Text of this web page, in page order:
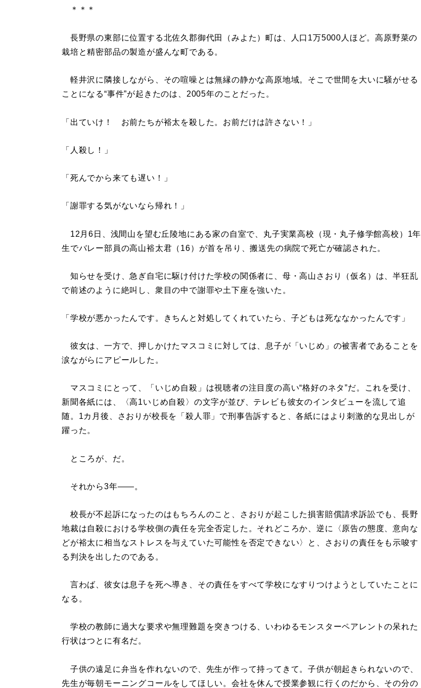
＊＊＊
長野県の東部に位置する北佐久郡御代田（みよた）町は、人口1万5000人ほど。高原野菜の
栽培と精密部品の製造が盛んな町である。
軽井沢に隣接しながら、その喧噪とは無縁の静かな高原地域。そこで世間を大いに騒がせる
ことになる“事件”が起きたのは、2005年のことだった。
「出ていけ！ お前たちが裕太を殺した。お前だけは許さない！」
「人殺し！」
「死んでから来ても遅い！」
「謝罪する気がないなら帰れ！」
12月6日、浅間山を望む丘陵地にある家の自室で、丸子実業高校（現・丸子修学館高校）1年
生でバレー部員の高山裕太君（16）が首を吊り、搬送先の病院で死亡が確認された。
知らせを受け、急ぎ自宅に駆け付けた学校の関係者に、母・高山さおり（仮名）は、半狂乱
で前述のように絶叫し、衆目の中で謝罪や土下座を強いた。
「学校が悪かったんです。きちんと対処してくれていたら、子どもは死ななかったんです」
彼女は、一方で、押しかけたマスコミに対しては、息子が「いじめ」の被害者であることを
涙ながらにアピールした。
マスコミにとって、「いじめ自殺」は視聴者の注目度の高い“格好のネタ”だ。これを受け、
新聞各紙には、〈高1いじめ自殺〉の文字が並び、テレビも彼女のインタビューを流して追
随。1カ月後、さおりが校長を「殺人罪」で刑事告訴すると、各紙にはより刺激的な見出しが
躍った。
ところが、だ。
それから3年――。
校長が不起訴になったのはもちろんのこと、さおりが起こした損害賠償請求訴訟でも、長野
地裁は自殺における学校側の責任を完全否定した。それどころか、逆に〈原告の態度、意向な
どが裕太に相当なストレスを与えていた可能性を否定できない〉と、さおりの責任をも示唆す
る判決を出したのである。
言わば、彼女は息子を死へ導き、その責任をすべて学校になすりつけようとしていたことに
なる。
学校の教師に過大な要求や無理難題を突きつける、いわゆるモンスターペアレントの呆れた
行状はつとに有名だ。
子供の遠足に弁当を作れないので、先生が作って持ってきて。子供が朝起きられないので、
先生が毎朝モーニングコールをしてほしい。会社を休んで授業参観に行くのだから、その分の